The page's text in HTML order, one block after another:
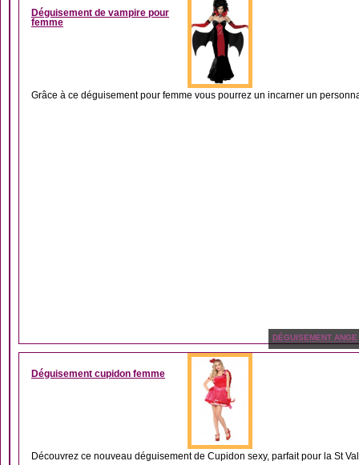
Déguisement de vampire pour
femme
Grâce à ce déguisement pour femme vous pourrez un incarner un
DÉGUISEMENT ANGE
Déguisement cupidon femme
Découvrez ce nouveau déguisement de Cupidon sexy, parfait pour la St